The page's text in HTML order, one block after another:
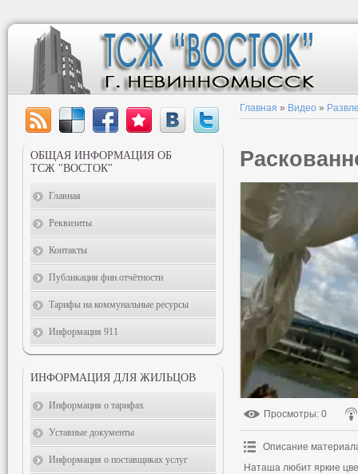
Главная » Видео »
Просмотры: 0
Описание
Наташа любит яркие
ОБЩАЯ ИНФОРМАЦИЯ ОБ
ТСЖ "ВОСТОК"
Главная
Реквизиты
Контакты
Публикация фин.отчётности
Тарифы на коммунальные ресурсы
Информация 911
ИНФОРМАЦИЯ ДЛЯ ЖИЛЬЦОВ
Информация о тарифах
Уставные документы
Информация о поставщиках услуг